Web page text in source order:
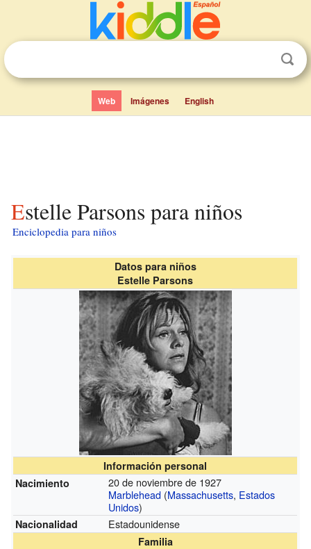
Web Imágenes English
Estelle Parsons para niños
Enciclopedia para niños
Datos para niños
Estelle Parsons
Información personal
Nacimiento
20 de noviembre de 1927
Marblehead (Massachusetts, Estados
Unidos)
Nacionalidad Estadounidense
Familia